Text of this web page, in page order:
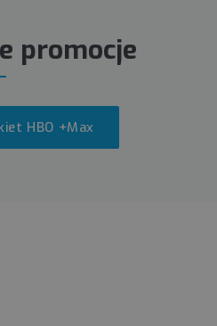
promocje
HBO +Max